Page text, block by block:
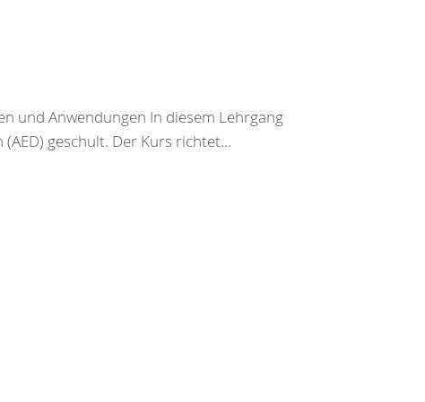
und Anwendungen In diesem Lehrgang
geschult. Der Kurs richtet...